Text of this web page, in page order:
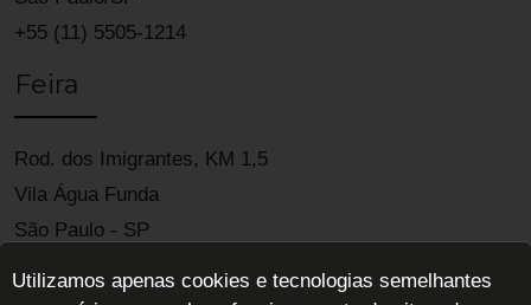
+55 (11) 5505-1214
Feira
Rod. dos Imigrantes, KM 1,5
Vila Água Funda
São Paulo - SP
Utilizamos apenas cookies e tecnologias semelhantes